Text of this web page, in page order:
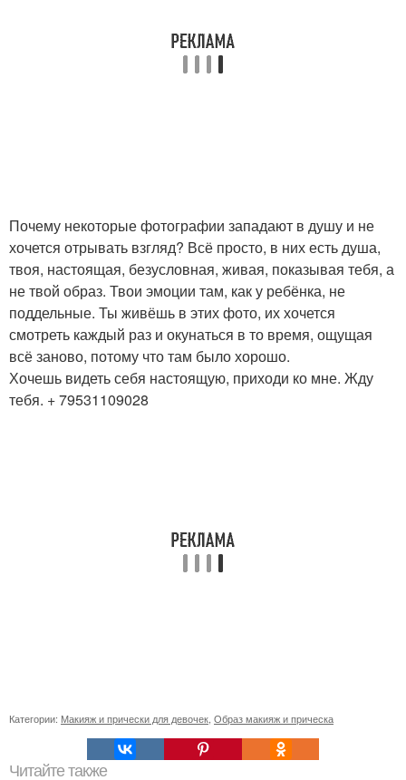
Почему некоторые фотографии западают в душу и не
хочется отрывать взгляд? Всё просто, в них есть душа,
твоя, настоящая, безусловная, живая, показывая тебя, а
не твой образ. Твои эмоции там, как у ребёнка, не
поддельные. Ты живёшь в этих фото, их хочется
смотреть каждый раз и окунаться в то время, ощущая
всё заново, потому что там было хорошо.
Хочешь видеть себя настоящую, приходи ко мне. Жду
тебя. + 79531109028
Категории: Макияж и прически для девочек Образ макияж и прическа
Читайте также